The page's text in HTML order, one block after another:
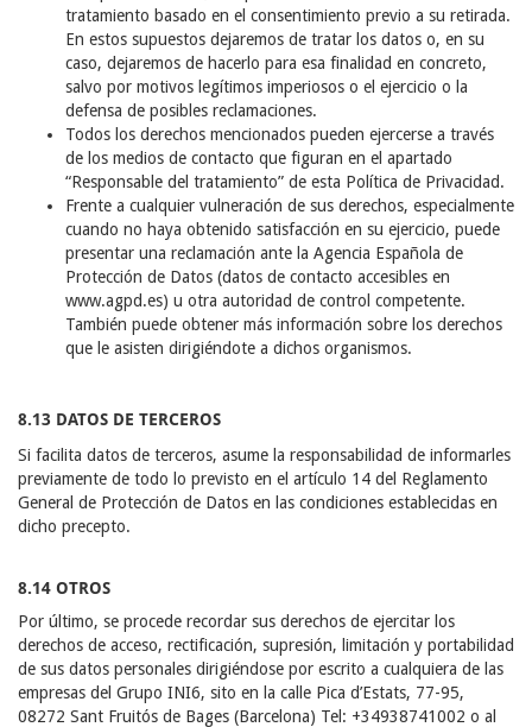
tratamiento basado en el consentimiento previo a su retirada.
En estos supuestos dejaremos de tratar los datos o, en su
caso, dejaremos de hacerlo para esa finalidad en concreto,
salvo por motivos legítimos imperiosos o el ejercicio o la
defensa de posibles reclamaciones.
Todos los derechos mencionados pueden ejercerse a través
de los medios de contacto que figuran en el apartado
“Responsable del tratamiento” de esta Política de Privacidad.
Frente a cualquier vulneración de sus derechos, especialmente
cuando no haya obtenido satisfacción en su ejercicio, puede
presentar una reclamación ante la Agencia Española de
Protección de Datos (datos de contacto accesibles en
www.agpd.es) u otra autoridad de control competente.
También puede obtener más información sobre los derechos
que le asisten dirigiéndote a dichos organismos.
8.13 DATOS DE TERCEROS
Si facilita datos de terceros, asume la responsabilidad de informarles
previamente de todo lo previsto en el artículo 14 del Reglamento
General de Protección de Datos en las condiciones establecidas en
dicho precepto.
8.14 OTROS
Por último, se procede recordar sus derechos de ejercitar los
derechos de acceso, rectificación, supresión, limitación y portabilidad
de sus datos personales dirigiéndose por escrito a cualquiera de las
empresas del Grupo INI6, sito en la calle Pica d’Estats, 77-95,
08272 Sant Fruitós de Bages (Barcelona) Tel: +34938741002 o al